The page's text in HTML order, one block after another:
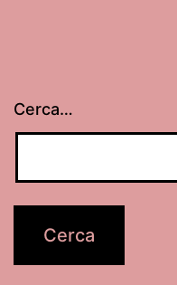
Cerca…